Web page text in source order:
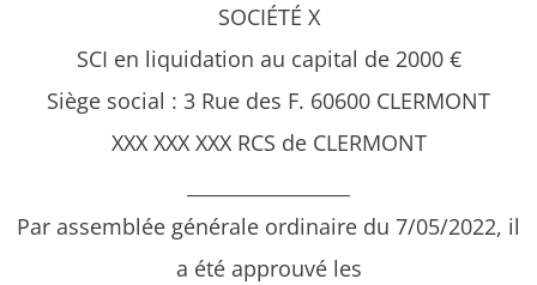
SOCIÉTÉ X
SCI en liquidation au capital de 2000 €
Siège social : 3 Rue des F. 60600 CLERMONT
XXX XXX XXX RCS de CLERMONT
Par assemblée générale ordinaire du 7/05/2022, il
a été approuvé les